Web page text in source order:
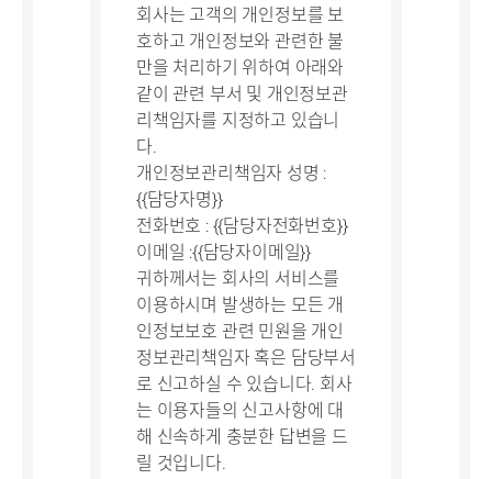
회사는 고객의 개인정보를 보
호하고 개인정보와 관련한 불
만을 처리하기 위하여 아래와
같이 관련 부서 및 개인정보관
리책임자를 지정하고 있습니
다.
개인정보관리책임자 성명 :
{{담당자명}}
전화번호 : {{담당자전화번호}}
이메일 :{{담당자이메일}}
귀하께서는 회사의 서비스를
이용하시며 발생하는 모든 개
인정보보호 관련 민원을 개인
정보관리책임자 혹은 담당부서
로 신고하실 수 있습니다. 회사
는 이용자들의 신고사항에 대
해 신속하게 충분한 답변을 드
릴 것입니다.